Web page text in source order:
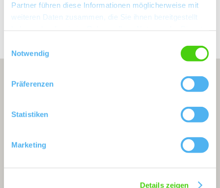
Partner führen diese Informationen möglicherweise mit
weiteren Daten zusammen, die Sie ihnen bereitgestellt
Notwendig
Präferenzen
Statistiken
Marketing
Details zeigen
Erkunden Sie die Umgebung
Weingüter